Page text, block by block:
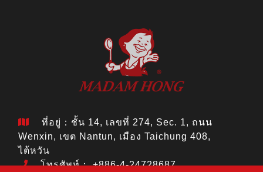
ที่อยู่：ชั้น 14, เลขที่ 274, Sec. 1, ถนน
Wenxin, เขต Nantun, เมือง Taichung 408,
ไต้หวัน
โทรศัพท์：+886-4-24728687